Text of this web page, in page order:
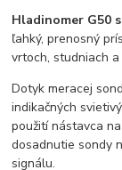
Hladinomer G50
ľahký, prenosný
vrtoch, studniach
Dotyk meracej
indikačných
použití nástavca
dosadnutie sondy
signálu.